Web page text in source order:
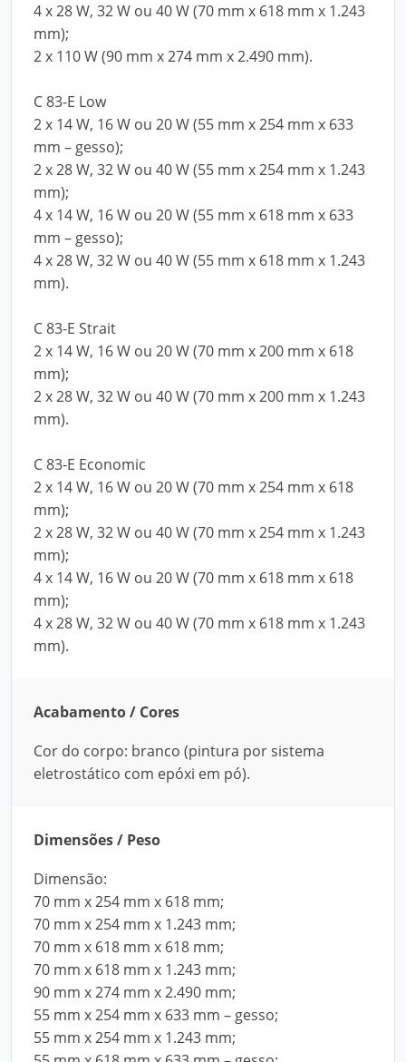
4 x 28 W, 32 W ou 40 W (70 mm x 618 mm x 1.243
mm);
2 x 110 W (90 mm x 274 mm x 2.490 mm).
C 83-E Low
2 x 14 W, 16 W ou 20 W (55 mm x 254 mm x 633
mm – gesso);
2 x 28 W, 32 W ou 40 W (55 mm x 254 mm x 1.243
mm);
4 x 14 W, 16 W ou 20 W (55 mm x 618 mm x 633
mm – gesso);
4 x 28 W, 32 W ou 40 W (55 mm x 618 mm x 1.243
mm).
C 83-E Strait
2 x 14 W, 16 W ou 20 W (70 mm x 200 mm x 618
mm);
2 x 28 W, 32 W ou 40 W (70 mm x 200 mm x 1.243
mm).
C 83-E Economic
2 x 14 W, 16 W ou 20 W (70 mm x 254 mm x 618
mm);
2 x 28 W, 32 W ou 40 W (70 mm x 254 mm x 1.243
mm);
4 x 14 W, 16 W ou 20 W (70 mm x 618 mm x 618
mm);
4 x 28 W, 32 W ou 40 W (70 mm x 618 mm x 1.243
mm).
Acabamento / Cores
Cor do corpo: branco (pintura por sistema
eletrostático com epóxi em pó).
Dimensões / Peso
Dimensão:
70 mm x 254 mm x 618 mm;
70 mm x 254 mm x 1.243 mm;
70 mm x 618 mm x 618 mm;
70 mm x 618 mm x 1.243 mm;
90 mm x 274 mm x 2.490 mm;
55 mm x 254 mm x 633 mm – gesso;
55 mm x 254 mm x 1.243 mm;